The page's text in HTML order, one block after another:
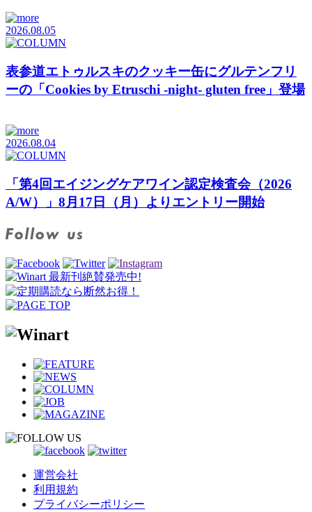
2026.08.05
表参道エトゥルスキのクッキー缶にグルテンフリ
ーの「Cookies by Etruschi -night- gluten free」登場
2026.08.04
「第4回エイジングケアワイン認定検査会（2026
A/W）」8月17日（月）よりエントリー開始
運営会社
利用規約
プライバシーポリシー